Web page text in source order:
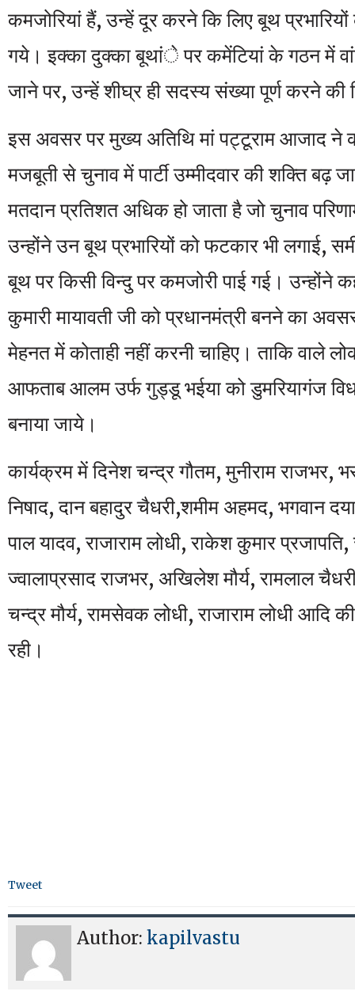
कमजोरियां हैं, उन्हें दूर करने कि लिए बूथ प्रभारियों
गये। इक्का दुक्का बूथांे पर कमेंटियां के गठन में
जाने पर, उन्हें शीघ्र ही सदस्य संख्या पूर्ण करने की
इस अवसर पर मुख्य अतिथि मां पट्टूराम आजाद ने
मजबूती से चुनाव में पार्टी उम्मीदवार की शक्ति बढ़
मतदान प्रतिशत अधिक हो जाता है जो चुनाव
उन्होंने उन बूथ प्रभारियों को फटकार भी लगाई,
बूथ पर किसी विन्दु पर कमजोरी पाई गई। उन्होंने
कुमारी मायावती जी को प्रधानमंत्री बनने का
मेहनत में कोताही नहीं करनी चाहिए। ताकि वाले
आफताब आलम उर्फ गुड्डू भईया को डुमरियागंज
बनाया जाये।
कार्यक्रम में दिनेश चन्द्र गौतम, मुनीराम राजभर,
निषाद, दान बहादुर चैधरी,शमीम अहमद, भगवान
पाल यादव, राजाराम लोधी, राकेश कुमार
ज्वालाप्रसाद राजभर, अखिलेश मौर्य, रामलाल
चन्द्र मौर्य, रामसेवक लोधी, राजाराम लोधी आदि
रही।
Tweet
Author: kapilvastu